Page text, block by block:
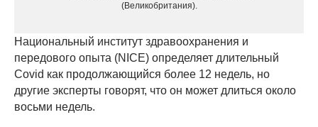
(Великобритания).
Национальный институт здравоохранения и
передового опыта (NICE) определяет длительный
Covid как продолжающийся более 12 недель, но
другие эксперты говорят, что он может длиться около
восьми недель.